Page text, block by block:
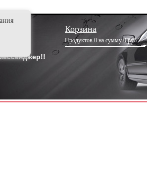
Корзина
Продуктов 0 на сумму 0 руб.